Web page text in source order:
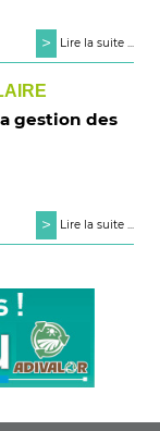
> Lire la suite ...
gestion des
> Lire la suite ...